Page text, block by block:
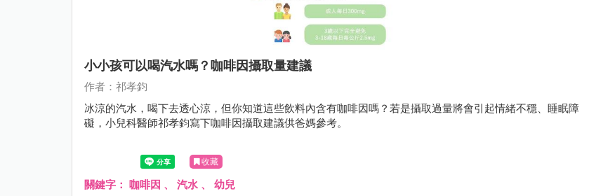
小小孩可以喝汽水嗎？咖啡因攝取量建議
作者：祁孝鈞
冰涼的汽水，喝下去透心涼，但你知道這些飲料內含有咖啡因嗎？若是攝取過量將會引起情緒不穩、睡眠障
礙，小兒科醫師祁孝鈞寫下咖啡因攝取建議供爸媽參考。
收藏
關鍵字： 咖啡因 、 汽水 、 幼兒